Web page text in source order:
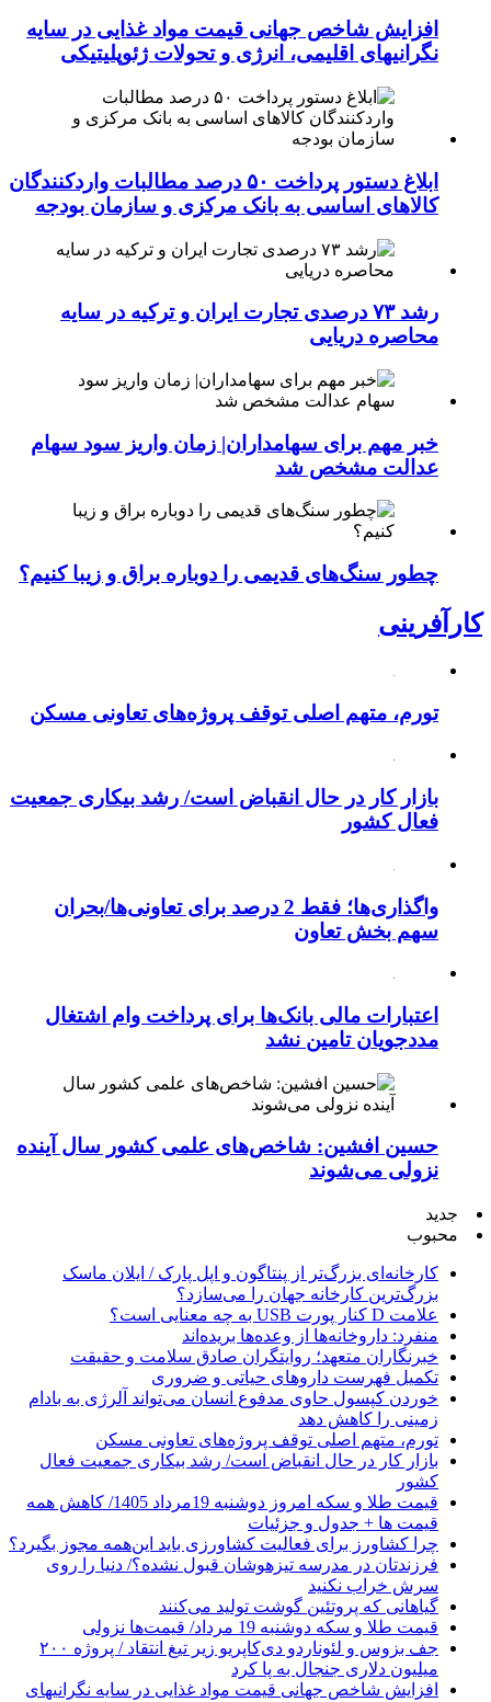
افزایش شاخص جهانی قیمت مواد غذایی در سایه
نگرانیهای اقلیمی، انرژی و تحولات ژئوپلیتیکی
ابلاغ دستور پرداخت ۵۰ درصد مطالبات واردکنندگان
کالاهای اساسی به بانک مرکزی و سازمان بودجه
رشد ۷۳ درصدی تجارت ایران و ترکیه در سایه
محاصره دریایی
خبر مهم برای سهامداران| زمان واریز سود سهام
عدالت مشخص شد
چطور سنگ‌های قدیمی را دوباره براق و زیبا کنیم؟
کارآفرینی
تورم، متهم اصلی توقف پروژه‌های تعاونی مسکن
بازار کار در حال انقباض است/ رشد بیکاری جمعیت
فعال کشور
واگذاری‌ها؛ فقط 2 درصد برای تعاونی‌ها/بحران
سهم بخش تعاون
اعتبارات مالی بانک‌ها برای پرداخت وام اشتغال
مددجویان تامین نشد
حسین افشین: شاخص‌های علمی کشور سال آینده
نزولی می‌شوند
جدید
محبوب
کارخانه‌ای بزرگ‌تر از پنتاگون و اپل پارک / ایلان ماسک
بزرگ‌ترین کارخانه جهان را می‌سازد؟
علامت D کنار پورت USB به چه معنایی است؟
منفرد: داروخانه‌ها از وعده‌ها بریده‌اند
خبرنگاران متعهد؛ روایتگران صادق سلامت و حقیقت
تکمیل فهرست داروهای حیاتی و ضروری
خوردن کپسول حاوی مدفوع انسان می‌تواند آلرژی به بادام
زمینی را کاهش دهد
تورم، متهم اصلی توقف پروژه‌های تعاونی مسکن
بازار کار در حال انقباض است/ رشد بیکاری جمعیت فعال
کشور
قیمت طلا و سکه امروز دوشنبه 19مرداد 1405/ کاهش همه
قیمت ها + جدول و جزئیات
چرا کشاورز برای فعالیت کشاورزی باید این‌همه مجوز بگیرد؟
فرزندتان در مدرسه تیزهوشان قبول نشده؟/ دنیا را روی
سرش خراب نکنید
گیاهانی که پروتئین گوشت تولید می‌کنند
قیمت طلا و سکه دوشنبه 19 مرداد/ قیمت‌ها نزولی
جف بزوس و لئوناردو دی‌کاپریو زیر تیغ انتقاد / پروژه ۲۰۰
میلیون دلاری جنجال به پا کرد
افزایش شاخص جهانی قیمت مواد غذایی در سایه نگرانیهای